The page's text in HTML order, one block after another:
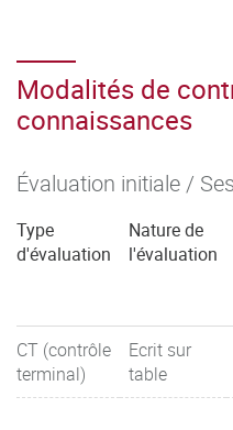
Modalités de
connaissances
Évaluation initiale /
Type
d'évaluation
Nature de
l'évaluation
CT (contrôle
terminal)
Ecrit sur
table